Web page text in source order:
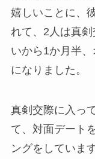
嬉しいことに、
れて、2人は真
いから1か月半
になりました。
真剣交際に入っ
て、対面デート
ングをしていま